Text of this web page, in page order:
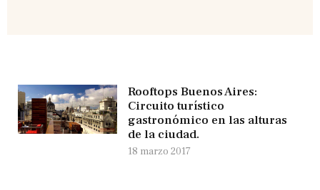
Rooftops Buenos Aires:
Circuito turístico
gastronómico en las alturas
de la ciudad.
18 marzo 2017